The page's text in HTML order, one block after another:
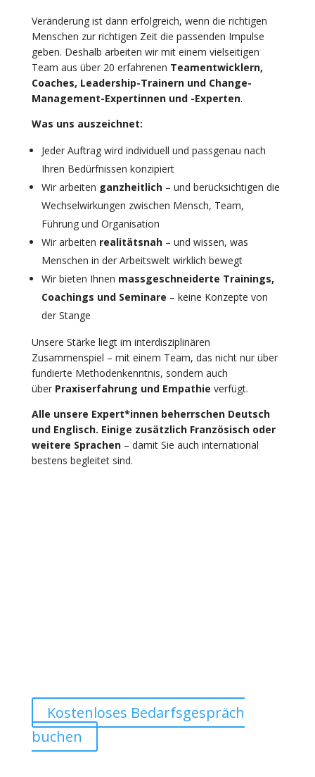
Veränderung ist dann erfolgreich, wenn die richtigen
Menschen zur richtigen Zeit die passenden Impulse
geben. Deshalb arbeiten wir mit einem vielseitigen
Team aus über 20 erfahrenen Teamentwicklern,
Coaches, Leadership-Trainern und Change-
Management-Expertinnen und -Experten.
Was uns auszeichnet:
Jeder Auftrag wird individuell und passgenau nach
Ihren Bedürfnissen konzipiert
Wir arbeiten ganzheitlich– und berücksichtigen die
Wechselwirkungen zwischen Mensch, Team,
Führung und Organisation
Wir arbeiten realitätsnah– und wissen, was
Menschen in der Arbeitswelt wirklich bewegt
Wir bieten Ihnen massgeschneiderte Trainings,
Coachings und Seminare – keine Konzepte von
der Stange
Unsere Stärke liegt im interdisziplinären
Zusammenspiel – mit einem Team, das nicht nur über
fundierte Methodenkenntnis, sondern auch
über Praxiserfahrung und Empathie verfügt.
Alle unsere Expert*innen beherrschen Deutsch
und Englisch. Einige zusätzlich Französisch oder
weitere Sprachen– damit Sie auch international
bestens begleitet sind.
Kostenloses Bedarfsgespräch
buchen